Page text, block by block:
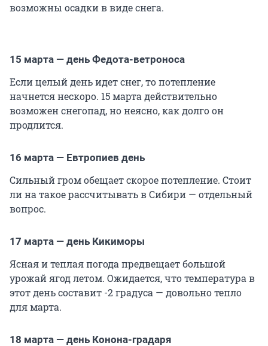
возможны осадки в виде снега.
15 марта — день Федота-ветроноса
Если целый день идет снег, то потепление
начнется нескоро. 15 марта действительно
возможен снегопад, но неясно, как долго он
продлится.
16 марта — Евтропиев день
Сильный гром обещает скорое потепление. Стоит
ли на такое рассчитывать в Сибири — отдельный
вопрос.
17 марта — день Кикиморы
Ясная и теплая погода предвещает большой
урожай ягод летом. Ожидается, что температура в
этот день составит -2 градуса — довольно тепло
для марта.
18 марта — день Конона-градаря